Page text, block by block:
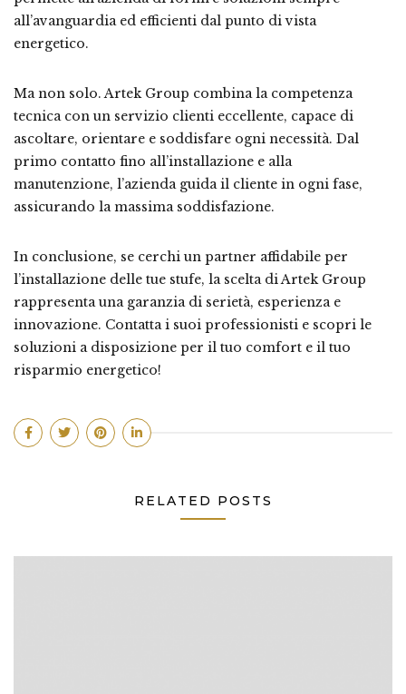
all’avanguardia ed efficienti dal punto di vista
energetico.
Ma non solo. Artek Group combina la competenza
tecnica con un servizio clienti eccellente, capace di
ascoltare, orientare e soddisfare ogni necessità. Dal
primo contatto fino all’installazione e alla
manutenzione, l’azienda guida il cliente in ogni fase,
assicurando la massima soddisfazione.
In conclusione, se cerchi un partner affidabile per
l’installazione delle tue stufe, la scelta di Artek Group
rappresenta una garanzia di serietà, esperienza e
innovazione. Contatta i suoi professionisti e scopri le
soluzioni a disposizione per il tuo comfort e il tuo
risparmio energetico!
RELATED POSTS